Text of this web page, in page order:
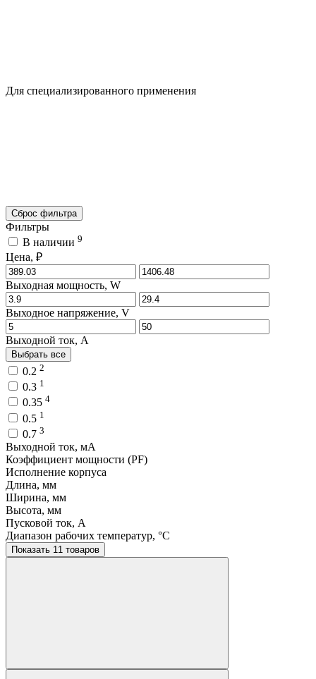
Для специализированного применения
Сброс фильтра
Фильтры
В наличии 9
Цена, ₽
Выходная мощность, W
Выходное напряжение, V
Выходной ток, A
Выбрать все
0.2 2
0.3 1
0.35 4
0.5 1
0.7 3
Выходной ток, мA
Коэффициент мощности (PF)
Исполнение корпуса
Длина, мм
Ширина, мм
Высота, мм
Пусковой ток, A
Диапазон рабочих температур, °C
Показать 11 товаров